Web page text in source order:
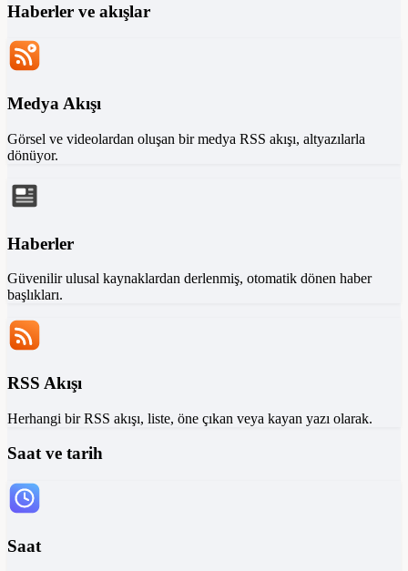
Haberler ve akışlar
Medya Akışı
Görsel ve videolardan oluşan bir medya RSS akışı, altyazılarla
dönüyor.
Haberler
Güvenilir ulusal kaynaklardan derlenmiş, otomatik dönen haber
başlıkları.
RSS Akışı
Herhangi bir RSS akışı, liste, öne çıkan veya kayan yazı olarak.
Saat ve tarih
Saat